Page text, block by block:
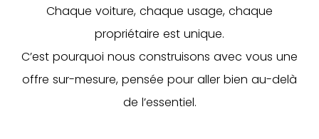
Chaque voiture, chaque usage, chaque
propriétaire est unique.
C’est pourquoi nous construisons avec vous une
offre sur-mesure, pensée pour aller bien au-delà
de l’essentiel.